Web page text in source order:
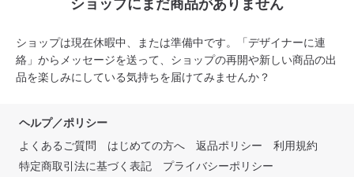
ショップは現在休暇中、または準備中です。「デザイナーに連
絡」からメッセージを送って、ショップの再開や新しい商品の出
品を楽しみにしている気持ちを届けてみませんか？
ヘルプ／ポリシー
よくあるご質問
はじめての方へ 返品ポリシー
利用規約
特定商取引法に基づく表記
プライバシーポリシー